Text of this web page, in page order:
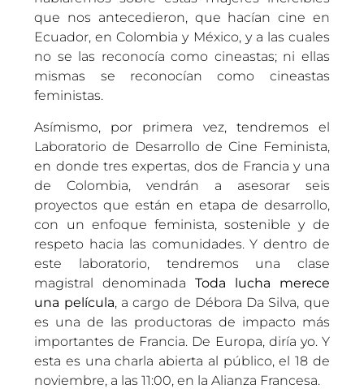
que nos antecedieron, que hacían cine en
Ecuador, en Colombia y México, y a las cuales
no se las reconocía como cineastas; ni ellas
mismas se reconocían como cineastas
feministas.
Asímismo, por primera vez, tendremos el
Laboratorio de Desarrollo de Cine Feminista,
en donde tres expertas, dos de Francia y una
de Colombia, vendrán a asesorar seis
proyectos que están en etapa de desarrollo,
con un enfoque feminista, sostenible y de
respeto hacia las comunidades. Y dentro de
este laboratorio, tendremos una clase
magistral denominada Toda lucha merece
una película, a cargo de Débora Da Silva, que
es una de las productoras de impacto más
importantes de Francia. De Europa, diría yo. Y
esta es una charla abierta al público, el 18 de
noviembre, a las 11:00, en la Alianza Francesa.